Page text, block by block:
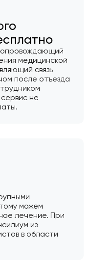
медицинской
связь
после отъезда
не
можем
лечение. При
из
в области